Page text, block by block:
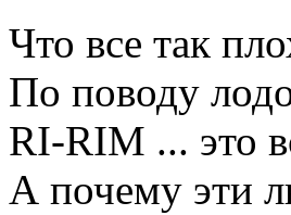
Что все так
По поводу
RI-RIM ... это
А почему эти